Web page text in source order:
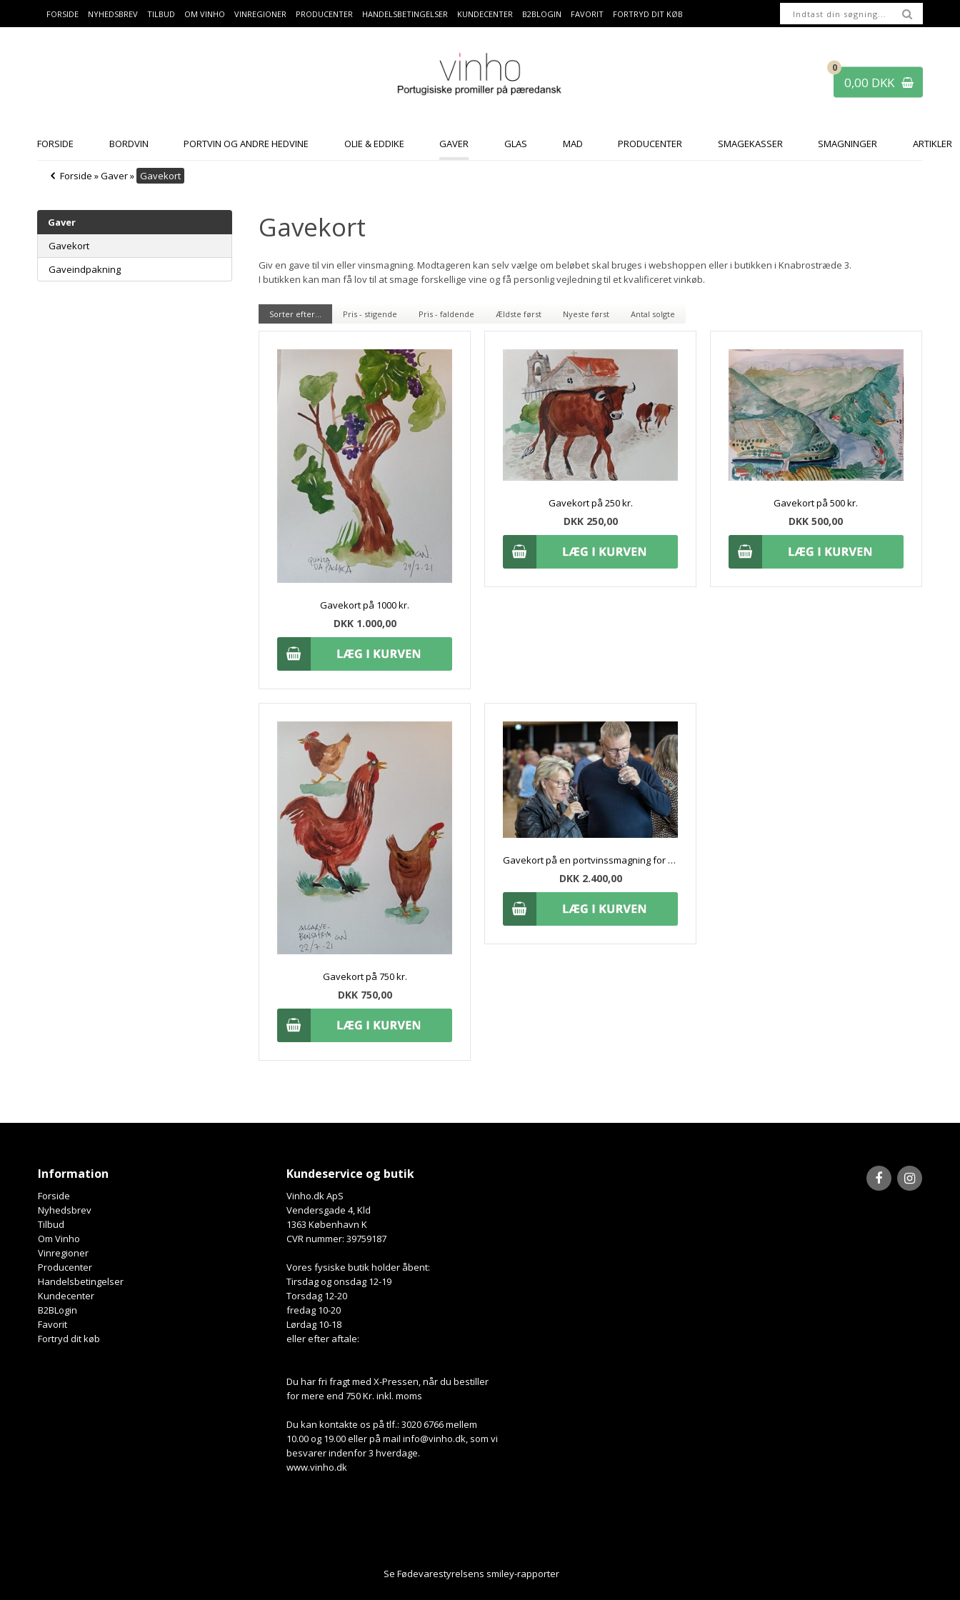
FORSIDE NYHEDSBREV TILBUD OM VINHO VINREGIONER PRODUCENTER HANDELSBETINGELSER KUNDECENTER B2BLOGIN FAVORIT FORTRYD DIT KØB
0
0,00 DKK
FORSIDE BORDVIN PORTVIN OG ANDRE HEDVINE OLIE & EDDIKE GAVER GLAS MAD PRODUCENTER SMAGEKASSER SMAGNINGER ARTIKLER
Forside »Gaver» Gavekort
Gaver
Gavekort
Gaveindpakning
Gavekort
Giv en gave til vin eller vinsmagning. Modtageren kan selv vælge om beløbet skal bruges i webshoppen eller i butikken i Knabrostræde 3.
I butikken kan man få lov til at smage forskellige vine og få personlig vejledning til et kvalificeret vinkøb.
Sorter efter... Pris - stigende Pris - faldende Ældste først Nyeste først Antal solgte
Gavekort på 1000 kr.
DKK 1.000,00
Gavekort på 250 kr.
DKK 250,00
Gavekort på 500 kr.
DKK 500,00
Gavekort på 750 kr.
DKK 750,00
Gavekort på en portvinssmagning for 6 personer
DKK 2.400,00
Information
Forside
Nyhedsbrev
Tilbud
Om Vinho
Vinregioner
Producenter
Handelsbetingelser
Kundecenter
B2BLogin
Favorit
Fortryd dit køb
Kundeservice og butik
Vinho.dk ApS
Vendersgade 4, Kld
1363 København K
CVR nummer: 39759187
Vores fysiske butik holder åbent:
Tirsdag og onsdag 12-19
Torsdag 12-20
fredag 10-20
Lørdag 10-18
eller efter aftale:
Du har fri fragt med X-Pressen, når du bestiller
for mere end 750 Kr. inkl. moms
Du kan kontakte os på tlf.: 3020 6766 mellem
10.00 og 19.00 eller på mailinfo@vinho.dk, som vi
besvarer indenfor 3 hverdage.
www.vinho.dk
Se Fødevarestyrelsens smiley-rapporterHer